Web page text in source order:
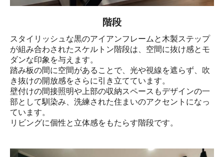
階段
スタイリッシュな黒のアイアンフレームと木製ステップ
が組み合わされたスケルトン階段は、空間に抜け感とモ
ダンな印象を与えます。
踏み板の間に空間があることで、光や視線を遮らず、吹
き抜けの開放感をさらに引き立てています。
壁付けの間接照明や上部の収納スペースもデザインの一
部として馴染み、洗練された住まいのアクセントになっ
ています。
リビングに個性と立体感をもたらす階段です。